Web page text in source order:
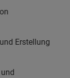
Erstellung